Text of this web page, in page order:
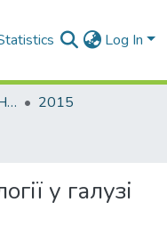
Log In
МАТЕРІАЛИ КОНФЕРЕНЦІЙ
2015
у галузі